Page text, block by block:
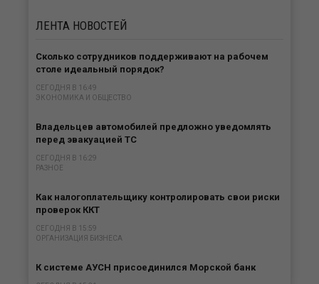
ЛЕНТА НОВОСТЕЙ
Сколько сотрудников поддерживают на рабочем
столе идеальный порядок?
СЕГОДНЯ В 16:49
ЭКОНОМИКА И ОБЩЕСТВО
Владельцев автомобилей предложно уведомлять
перед эвакуацией ТС
СЕГОДНЯ В 16:29
РАЗНОЕ
Как налогоплательщику контролировать свои риски
проверок ККТ
СЕГОДНЯ В 15:59
ОРГАНИЗАЦИЯ БИЗНЕСА
К системе АУСН присоединился Морской банк